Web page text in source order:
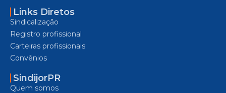
Links Diretos
Sindicalização
Registro profissional
Carteiras profissionais
Convênios
SindijorPR
Quem somos